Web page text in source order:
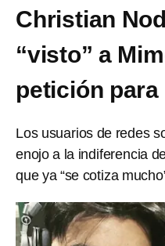
Christian
“visto” a
petición
Los usuarios de redes
enojo a la indiferencia
que ya “se cotiza